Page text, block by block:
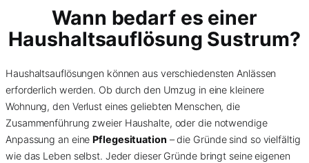
Wann bedarf es einer
Haushaltsauflösung Sustrum?
Haushaltsauflösungen können aus verschiedensten Anlässen
erforderlich werden. Ob durch den Umzug in eine kleinere
Wohnung, den Verlust eines geliebten Menschen, die
Zusammenführung zweier Haushalte, oder die notwendige
Anpassung an einePflegesituation – die Gründe sind so vielfältig
wie das Leben selbst. Jeder dieser Gründe bringt seine eigenen